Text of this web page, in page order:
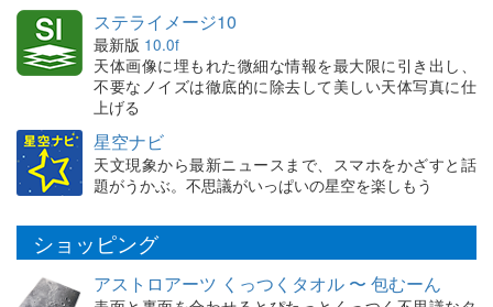
ステライメージ10
最新版 10.0f
天体画像に埋もれた微細な情報を最大限に引き出し、
不要なノイズは徹底的に除去して美しい天体写真に仕
上げる
星空ナビ
天文現象から最新ニュースまで、スマホをかざすと話
題がうかぶ。不思議がいっぱいの星空を楽しもう
ショッピング
アストロアーツ くっつくタオル 〜 包むーん